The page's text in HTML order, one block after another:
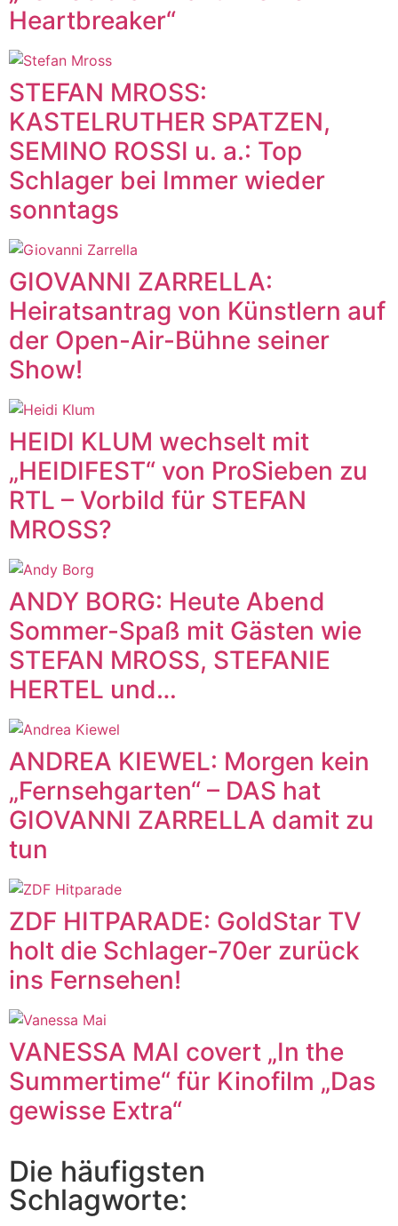
Heartbreaker“
STEFAN MROSS:
KASTELRUTHER SPATZEN,
SEMINO ROSSI u. a.: Top
Schlager bei Immer wieder
sonntags
GIOVANNI ZARRELLA:
Heiratsantrag von Künstlern auf
der Open-Air-Bühne seiner
Show!
HEIDI KLUM wechselt mit
„HEIDIFEST“ von ProSieben zu
RTL – Vorbild für STEFAN
MROSS?
ANDY BORG: Heute Abend
Sommer-Spaß mit Gästen wie
STEFAN MROSS, STEFANIE
HERTEL und…
ANDREA KIEWEL: Morgen kein
„Fernsehgarten“ – DAS hat
GIOVANNI ZARRELLA damit zu
tun
ZDF HITPARADE: GoldStar TV
holt die Schlager-70er zurück
ins Fernsehen!
VANESSA MAI covert „In the
Summertime“ für Kinofilm „Das
gewisse Extra“
Die häufigsten
Schlagworte: